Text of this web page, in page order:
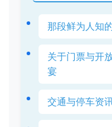
那段鲜为人知
关于门票与开
宴
交通与停车资